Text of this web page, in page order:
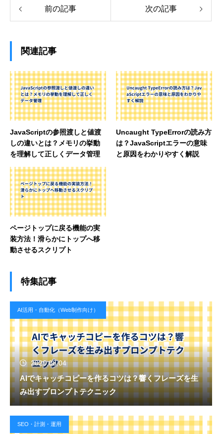
前の記事 次の記事
関連記事
JavaScriptの参照渡しと値渡
しの違いとは？メモリの挙動
を理解して正しくデータ管理
Uncaught TypeErrorの読み方
は？JavaScriptエラーの意味
と原因をわかりやすく解説
ページトップに戻る機能の実
装方法！滑らかにトップへ移
動させるスクリプト
特集記事
AI活用・自動化（Web制作向け）
2026.08.04
AIでキャッチコピーを作るコツは？響くフレーズを生
み出すプロンプトテクニック
SEO・計測・運用